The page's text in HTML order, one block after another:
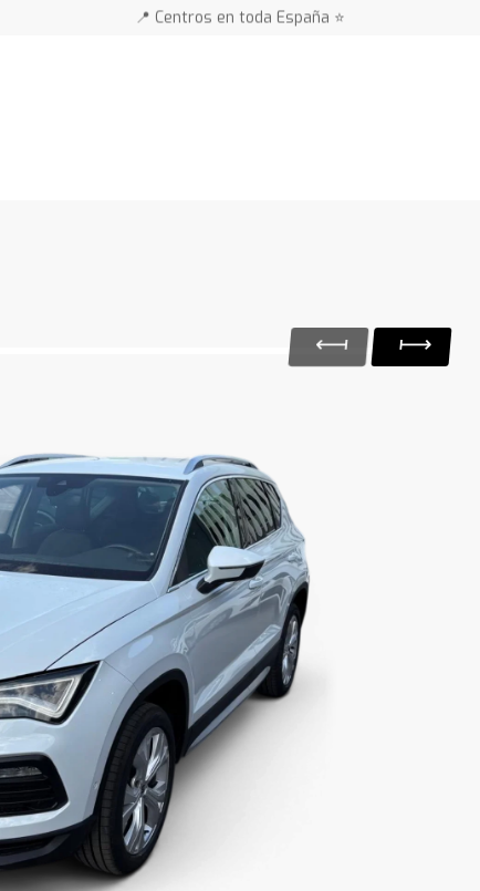
🚗 🚗 Más de 3.000 coches 🚗 🚗